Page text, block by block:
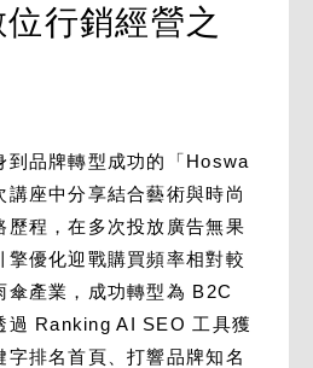
行銷經營之
到品牌轉型成功的「Hoswa
講座中分享結合藝術與時尚
歷程，在多次投放廣告無果
擎優化迎戰購買頻率相對較
傘產業，成功轉型為 B2C
過 Ranking AI SEO 工具獲
字排名首頁、打響品牌知名